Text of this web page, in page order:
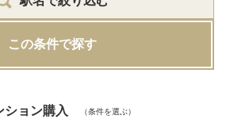
この条件で探す
ション購入 （条件を選ぶ）